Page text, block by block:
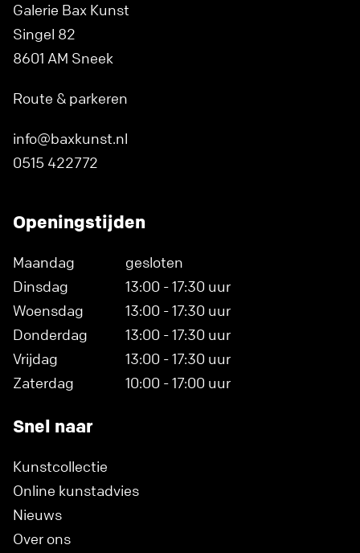
Galerie Bax Kunst
Singel 82
8601 AM Sneek
Route & parkeren
info@baxkunst.nl
0515 422772
Openingstijden
Maandag
gesloten
Dinsdag
13:00 - 17:30 uur
Woensdag
13:00 - 17:30 uur
Donderdag
13:00 - 17:30 uur
Vrijdag
13:00 - 17:30 uur
Zaterdag
10:00 - 17:00 uur
Snel naar
Kunstcollectie
Online kunstadvies
Nieuws
Over ons